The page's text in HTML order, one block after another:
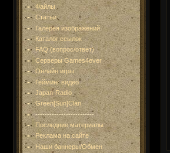
Файлы
Статьи
Галерея изображений
Каталог ссылок
FAQ (вопрос/ответ)
Серверы Games4ever
Онлайн игры
Гейминг видео
Japan-Radio
Green[Sun]Clan
-------------------------
Последние материалы
Реклама на сайте
Наши баннеры/Обмен